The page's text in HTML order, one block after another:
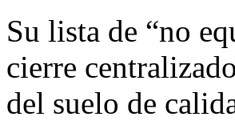
Su lista de “no
cierre
del suelo de